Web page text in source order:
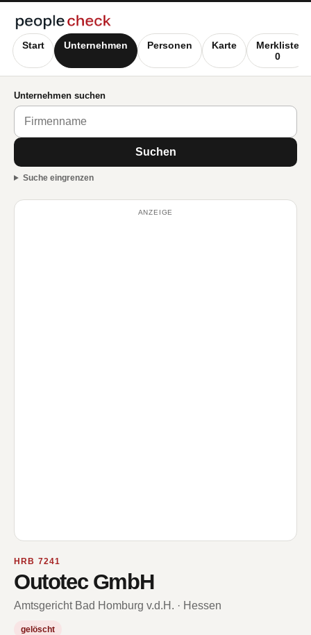
Start Unternehmen Personen Karte
Merkliste
0
Unternehmen suchen
Suchen
Suche eingrenzen
ANZEIGE
HRB 7241
Outotec GmbH
Amtsgericht Bad Homburg v.d.H. · Hessen
gelöscht